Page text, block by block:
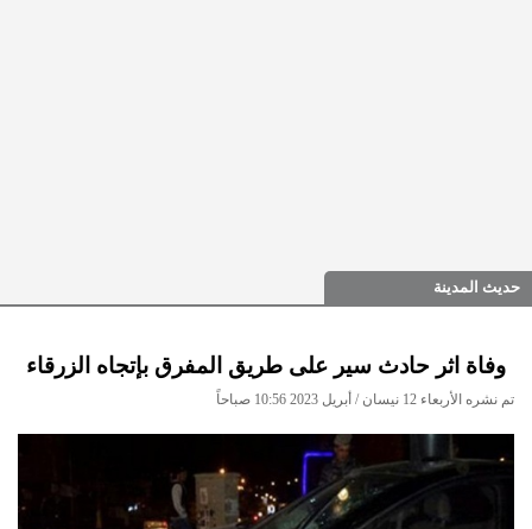
حديث المدينة
وفاة اثر حادث سير على طريق المفرق بإتجاه الزرقاء
تم نشره الأربعاء 12 نيسان / أبريل 2023 10:56 صباحاً